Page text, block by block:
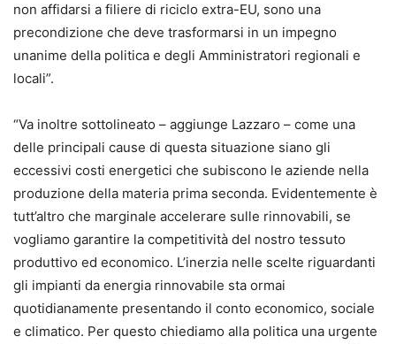
non affidarsi a filiere di riciclo extra-EU, sono una
precondizione che deve trasformarsi in un impegno
unanime della politica e degli Amministratori regionali e
locali”.
“Va inoltre sottolineato – aggiunge Lazzaro – come una
delle principali cause di questa situazione siano gli
eccessivi costi energetici che subiscono le aziende nella
produzione della materia prima seconda. Evidentemente è
tutt’altro che marginale accelerare sulle rinnovabili, se
vogliamo garantire la competitività del nostro tessuto
produttivo ed economico. L’inerzia nelle scelte riguardanti
gli impianti da energia rinnovabile sta ormai
quotidianamente presentando il conto economico, sociale
e climatico. Per questo chiediamo alla politica una urgente